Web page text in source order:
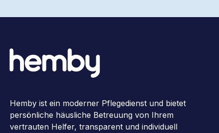
Hemby ist ein moderner Pflegedienst und bietet
persönliche häusliche Betreuung von Ihrem
vertrauten Helfer, transparent und individuell